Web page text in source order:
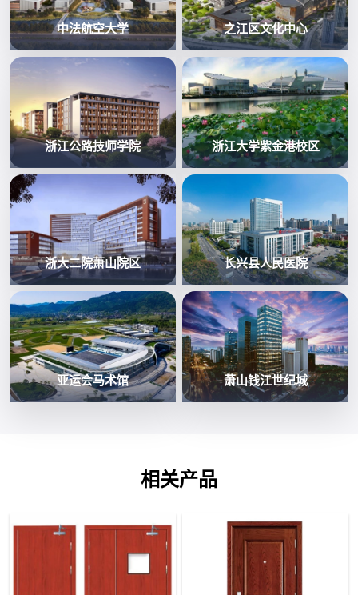
中法航空大学 之江区文化中心
浙江公路技师学院 浙江大学紫金港校区
浙大二院萧山院区 长兴县人民医院
亚运会马术馆 萧山钱江世纪城
相关产品